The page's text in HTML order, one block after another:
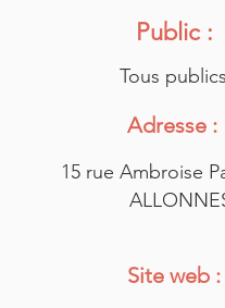
Public :
Tous publics
Adresse :
15 rue Ambroise
Site web :